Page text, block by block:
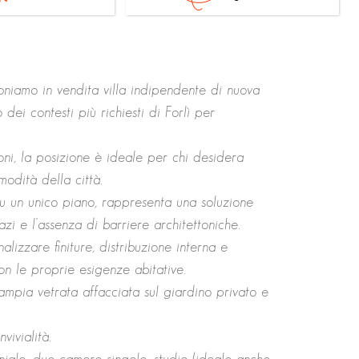
in vendita villa indipendente di nuova
dei contesti più richiesti di Forlì per
la posizione è ideale per chi desidera
della città.
unico piano, rappresenta una soluzione
e l’assenza di barriere architettoniche.
finiture, distribuzione interna e
le proprie esigenze abitative.
vetrata affacciata sul giardino privato e